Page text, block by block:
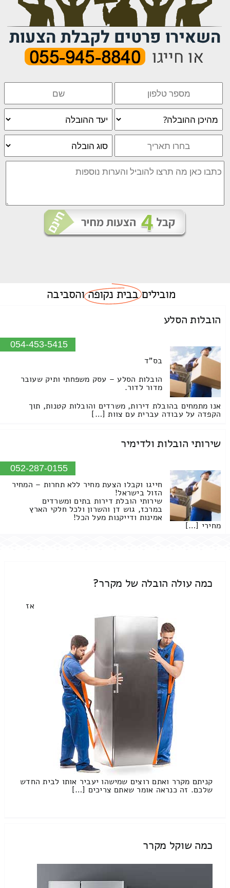
מוביליםבבית נקופהוהסביבה
הובלות הסלע
054-453-5415
בס"ד
הובלות הסלע – עסק משפחתי ותיק שעובר
מדור לדור.
אנו מתמחים בהובלת דירות, משרדים והובלות קטנות, תוך
הקפדה על עבודה עברית עם צוות […]
שירותי הובלות ולדימיר
052-287-0155
חייגו וקבלו הצעת מחיר ללא תחרות – המחיר
הזול בישראל!
שירותי הובלת דירות בתים ומשרדים
במרכז, גוש דן והשרון ולכל חלקי הארץ
אמינות ודייקנות מעל הכל!
מחירי […]
כמה עולה הובלה של מקרר?
אז
קניתם מקרר ואתם רוצים שמישהו יעביר אותו לבית החדש
שלכם. זה כנראה אומר שאתם צריכים […]
כמה שוקל מקרר